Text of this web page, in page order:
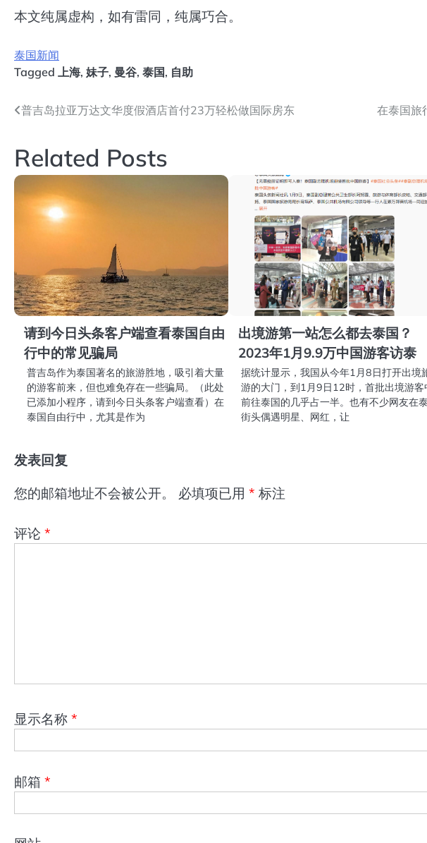
本文纯属虚构，如有雷同，纯属巧合。
泰国新闻
Tagged 上海, 妹子, 曼谷, 泰国, 自助
文
导
航
普吉岛拉亚万达文华度假酒店首付23万轻松做国际房东 在泰国旅
Related Posts
请到今日头条客户端查看泰国自由
行中的常见骗局
普吉岛作为泰国著名的旅游胜地，吸引着大量
的游客前来，但也难免存在一些骗局。（此处
已添加小程序，请到今日头条客户端查看）在
泰国自由行中，尤其是作为
出境游第一站怎么都去泰国？
2023年1月9.9万中国游客访泰
据统计显示，我国从今年1月8日打开出境
游的大门，到1月9日12时，首批出境游客
前往泰国的几乎占一半。也有不少网友在
街头偶遇明星、网红，让
发表回复
您的邮箱地址不会被公开。
必填项已用 * 标注
评论 *
显示名称 *
邮箱 *